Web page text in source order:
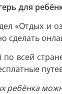
для
«Отдых и
сделать
по всей
ребёнка